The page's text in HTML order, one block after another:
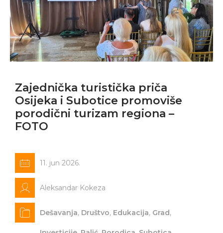
Zajednička turistička priča
Osijeka i Subotice promoviše
porodični turizam regiona –
FOTO
11. jun 2026.
Aleksandar Kokeza
Dešavanja, Društvo, Edukacija, Grad ,